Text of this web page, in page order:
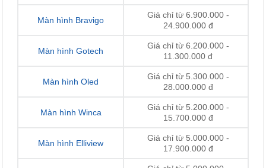
Màn hình Bravigo
Giá chỉ từ 6.900.000 -
24.900.000 đ
Màn hình Gotech
Giá chỉ từ 6.200.000 -
11.300.000 đ
Màn hình Oled
Giá chỉ từ 5.300.000 -
28.000.000 đ
Màn hình Winca
Giá chỉ từ 5.200.000 -
15.700.000 đ
Màn hình Elliview
Giá chỉ từ 5.000.000 -
17.900.000 đ